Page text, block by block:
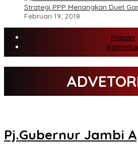
Strategi PPP Menangkan Duet
Februari 19, 2018
Populer
Pj.Gubernur Jambi